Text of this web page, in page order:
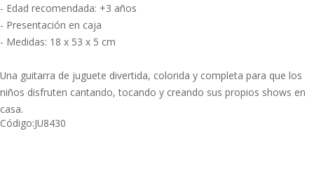
- Edad recomendada: +3 años
- Presentación en caja
- Medidas: 18 x 53 x 5 cm
Una guitarra de juguete divertida, colorida y completa para que los
niños disfruten cantando, tocando y creando sus propios shows en
casa.
Código:JU8430